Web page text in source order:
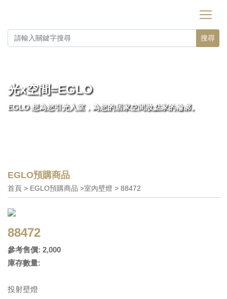
搜尋
光x空間=EGLO
EGLO 想為您引光入室，為您的居家空間妝點家的輪廓。
EGLO預購商品
首頁 > EGLO預購商品 >室內壁燈 > 88472
88472
參考售價: 2,000
庫存數量:
投射壁燈